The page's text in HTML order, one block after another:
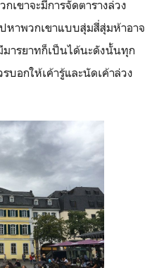
เขาจะมีการจัดตารางล่วง
หาพวกเขาแบบสุ่มสี่สุ่มห้าอาจ
ารยาทก็เป็นได้นะดังนั้นทุก
บอกให้เค้ารู้และนัดเค้าล่วง